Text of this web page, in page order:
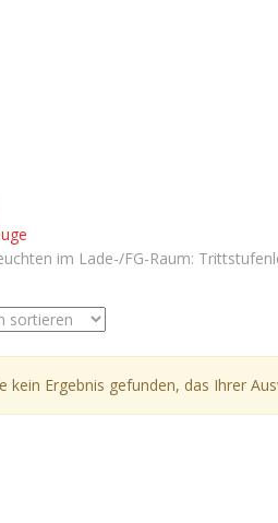
im Lade-/FG-Raum:
kein Ergebnis gefunden, das Ihrer